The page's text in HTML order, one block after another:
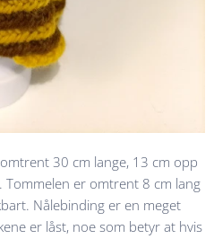
30 cm lange, 13 cm opp
er omtrent 8 cm lang
Nålebinding er en meget
er låst, noe som betyr at hvis